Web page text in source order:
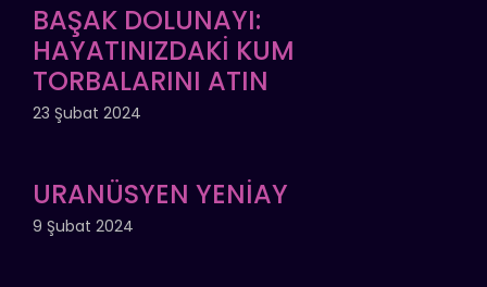
BAŞAK DOLUNAYI:
HAYATINIZDAKİ KUM
TORBALARINI ATIN
23 Şubat 2024
URANÜSYEN YENİAY
9 Şubat 2024